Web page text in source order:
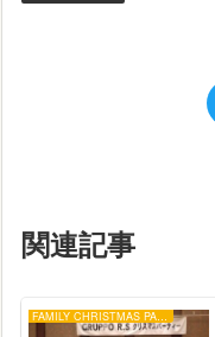
関連記事
FAMILY CHRISTMAS PARTY